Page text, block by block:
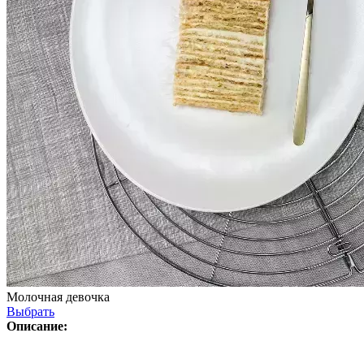
Молочная девочка
Выбрать
Описание: